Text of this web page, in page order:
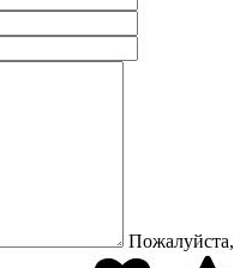
Пожалуйста,